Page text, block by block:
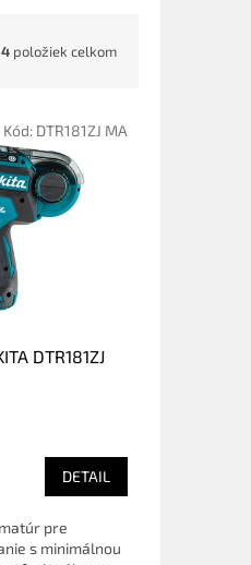
4 položiek celkom
DTR181ZJ
DETAIL
pre
s minimálnou
Kód: DTR181ZJ MA